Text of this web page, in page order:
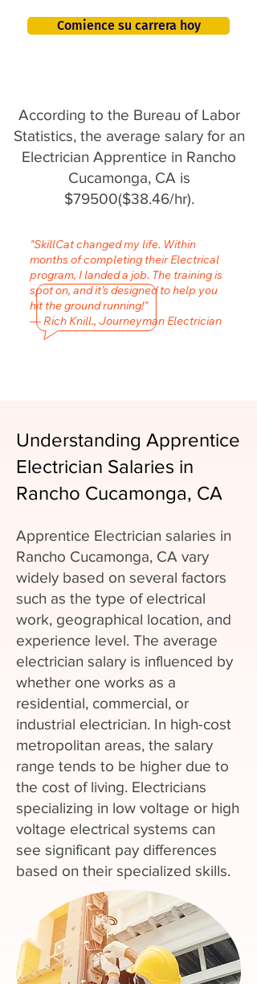
Comience su carrera hoy
According to the Bureau of Labor
Statistics, the average salary for an
Electrician Apprentice in Rancho
Cucamonga, CA is
$79500($38.46/hr).
"SkillCat changed my life. Within
months of completing their Electrical
program, I landed a job. The training is
spot on, and it’s designed to help you
hit the ground running!"
— Rich Knill., Journeyman Electrician
Understanding Apprentice
Electrician Salaries in
Rancho Cucamonga, CA
Apprentice Electrician salaries in
Rancho Cucamonga, CA vary
widely based on several factors
such as the type of electrical
work, geographical location, and
experience level. The average
electrician salary is influenced by
whether one works as a
residential, commercial, or
industrial electrician. In high-cost
metropolitan areas, the salary
range tends to be higher due to
the cost of living. Electricians
specializing in low voltage or high
voltage electrical systems can
see significant pay differences
based on their specialized skills.